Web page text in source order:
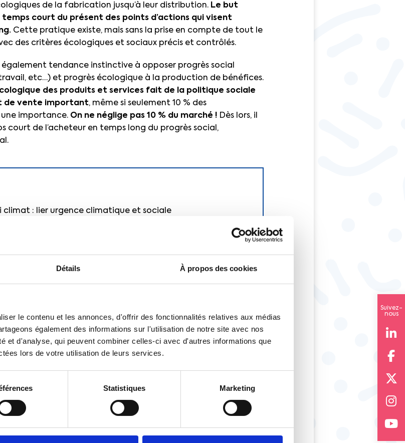
Détails À propos des cookies
le contenu et les annonces, d'offrir des fonctionnalités relatives aux médias
également des informations sur l'utilisation de notre site avec nos
et d'analyse, qui peuvent combiner celles-ci avec d'autres informations que
lors de votre utilisation de leurs services.
Statistiques Marketing
Suivez-
nous
de la fabrication jusqu’à leur distribution. Le but
court du présent des points d’actions qui visent
Cette pratique existe, mais sans la prise en compte de tout le
des critères écologiques et sociaux précis et contrôlés.
également tendance instinctive à opposer progrès social
etc…) et progrès écologique à la production de bénéfices.
des produits et services fait de la politique sociale
de vente important, même si seulement 10 % des
importance. On ne néglige pas 10 % du marché ! Dès lors, il
court de l’acheteur en temps long du progrès social,
climat : lier urgence climatique et sociale
qui peut être transformé en temps court :l’égalité femme /
à long terme, mais une volonté politique peut, à marche
par exemple par l’instauration de quotas.
une confusion du temps court et du temps long :
conditions de travail et l’emploi est difficile à cerner et à
robotique occulte tout discernement. La solution
précaution pour freiner le mouvement et prendre le temps
de savoir ce que l’on vise (temps long) et ce que l’on fait
l’avenir qu’un RSA-jeunes qui en reste au temps court du
monétaire, elles tendent à annuler la perspective du